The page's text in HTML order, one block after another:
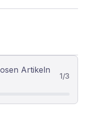
Artikeln
1/3